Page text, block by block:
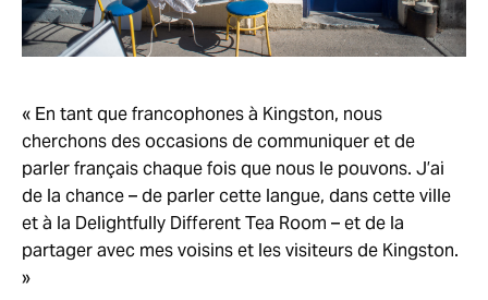
« En tant que francophones à Kingston, nous
cherchons des occasions de communiquer et de
parler français chaque fois que nous le pouvons. J’ai
de la chance – de parler cette langue, dans cette ville
et à la Delightfully Different Tea Room – et de la
partager avec mes voisins et les visiteurs de Kingston.
»